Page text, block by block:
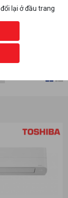
lại ở đầu trang